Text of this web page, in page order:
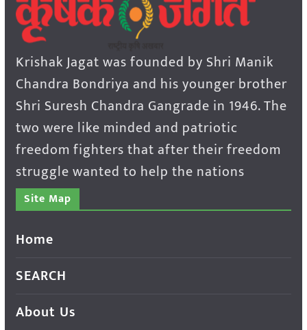
Krishak Jagat was founded by Shri Manik
Chandra Bondriya and his younger brother
Shri Suresh Chandra Gangrade in 1946. The
two were like minded and patriotic
freedom fighters that after their freedom
struggle wanted to help the nations
Site Map
Home
SEARCH
About Us